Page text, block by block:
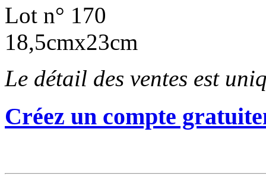
Lot n° 170
18,5cmx23cm
Le détail des ventes est
Créez un compte